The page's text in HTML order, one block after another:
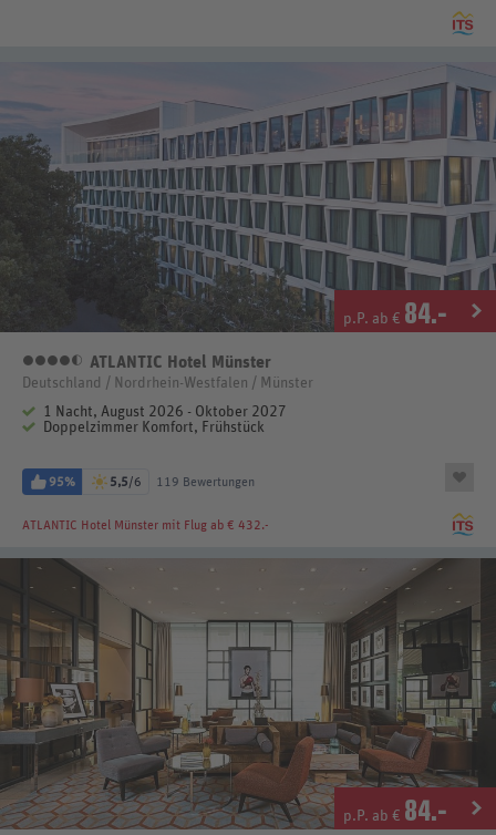
p.P. ab € 84.-
4,5 Sterne
ATLANTIC Hotel Münster
Deutschland / Nordrhein-Westfalen / Münster
1 Nacht, August 2026 - Oktober 2027
Doppelzimmer Komfort, Frühstück
95% 5,5/6 119 Bewertungen
ATLANTIC Hotel Münster mit Flug ab € 432.-
p.P. ab € 84.-